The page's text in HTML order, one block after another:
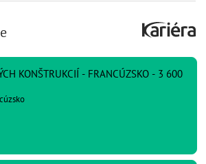
KONŠTRUKCIÍ - FRANCÚZSKO - 3 600